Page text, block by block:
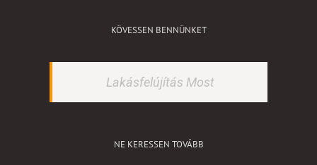
KÖVESSEN BENNÜNKET
Lakásfelújítás Most
NE KERESSEN TOVÁBB